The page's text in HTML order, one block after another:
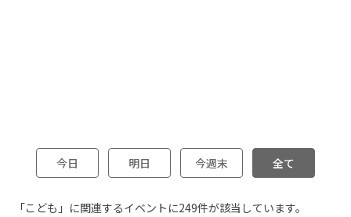
今日 明日 今週末 全て
「こども」に関連するイベントに249件が該当しています。